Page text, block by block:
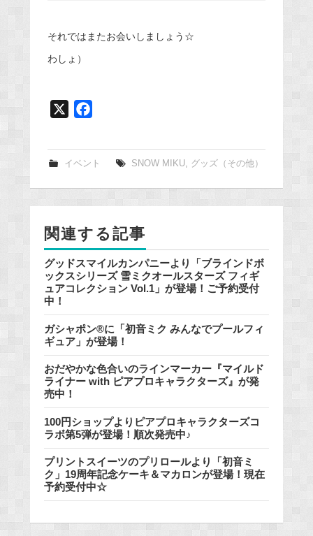
それではまたお会いしましょう☆
わしょ）
e
k
イベント SNOW MIKU, グッズ（その他）
関連する記事
グッドスマイルカンパニーより「ブラインドボ
ックスシリーズ 雪ミクオールスターズ フィギ
ュアコレクション Vol.1」が登場！ご予約受付
中！
ガシャポン®に「初音ミク みんなでプールフィ
ギュア」が登場！
おだやかな色合いのラインマーカー『マイルド
ライナー with ピアプロキャラクターズ』が発
売中！
100円ショップよりピアプロキャラクターズコ
ラボ第5弾が登場！順次発売中♪
プリントスイーツのプリロールより「初音ミ
ク」19周年記念ケーキ＆マカロンが登場！現在
予約受付中☆